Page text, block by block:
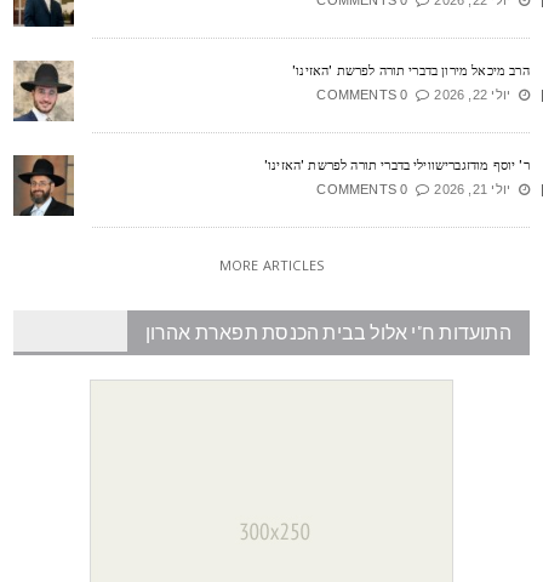
מיכאל מירון בדברי תורה לפרשת 'האזינו'
יולי 22, 2026 0 COMMENTS
יוסף מודזגברישווילי בדברי תורה לפרשת 'האזינו'
יולי 21, 2026 0 COMMENTS
MORE ARTICLES
התועדות ח"י אלול בבית הכנסת תפארת אהרון